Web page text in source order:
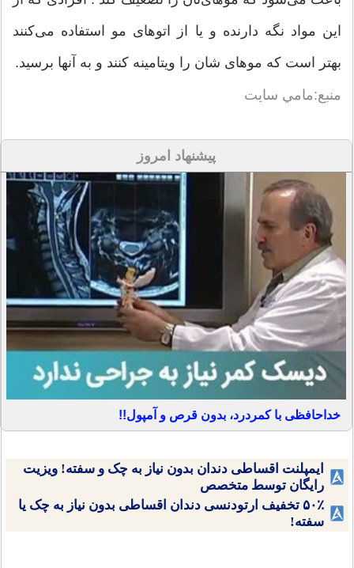
این مواد نگه دارنده و یا از اتوهای مو استفاده می‌کنند
بهتر است که موهای شان را ویتامینه کنند و به آنها برسید.
منبع:مامي سايت
پیشنهاد امروز
خداحافظی با کمردرد، بدون قرص و آمپول!!
ایمپلنت اقساطی دندان بدون نیاز به چک و سفته! ویزیت
رایگان توسط متخصص
۵۰٪ تخفیف ارتودنسی دندان اقساطی بدون نیاز به چک یا
سفته!